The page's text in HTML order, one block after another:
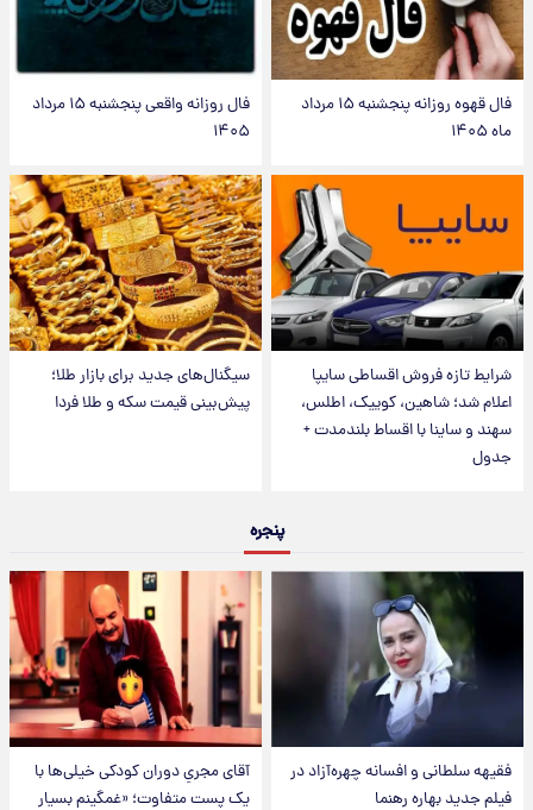
فال قهوه روزانه پنجشنبه ۱۵ مرداد
ماه ۱۴۰۵
فال روزانه واقعی پنجشنبه ۱۵ مرداد
۱۴۰۵
شرایط تازه فروش اقساطی سایپا
اعلام شد؛ شاهین، کوییک، اطلس،
سهند و ساینا با اقساط بلندمدت +
جدول
سیگنال‌های جدید برای بازار طلا؛
پیش‌بینی قیمت سکه و طلا فردا
پنجره
فقیهه سلطانی و افسانه چهره‌آزاد در
فیلم جدید بهاره رهنما
آقای مجریِ دوران کودکی خیلی‌ها با
یک پست متفاوت؛ «غمگینم بسیار